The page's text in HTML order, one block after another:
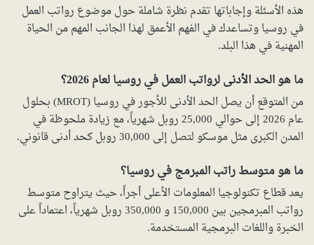
هذه الأسئلة وإجاباتها تقدم نظرة شاملة حول موضوع رواتب العمل
في روسيا وتساعدك في الفهم الأعمق لهذا الجانب المهم من الحياة
المهنية في هذا البلد.
ما هو الحد الأدنى لرواتب العمل في روسيا لعام 2026؟
من المتوقع أن يصل الحد الأدنى للأجور في روسيا (MROT) بحلول
عام 2026 إلى حوالي 25,000 روبل شهرياً، مع زيادة ملحوظة في
المدن الكبرى مثل موسكو لتصل إلى 30,000 روبل كحد أدنى قانوني.
ما هو متوسط راتب المبرمج في روسيا؟
يعد قطاع تكنولوجيا المعلومات الأعلى أجراً، حيث يتراوح متوسط
رواتب المبرمجين بين 150,000 و 350,000 روبل شهرياً، اعتماداً على
الخبرة واللغات البرمجية المستخدمة.